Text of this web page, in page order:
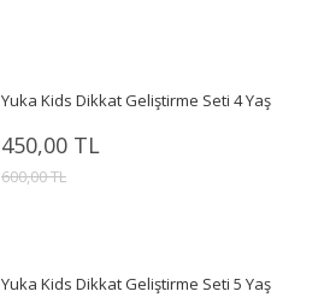
Yuka Kids Dikkat Geliştirme Seti 4 Yaş
450,00 TL
600,00 TL
Yuka Kids Dikkat Geliştirme Seti 5 Yaş